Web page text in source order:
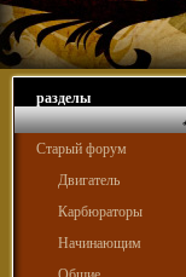
разделы
Старый форум
Двигатель
Карбюраторы
Начинающим